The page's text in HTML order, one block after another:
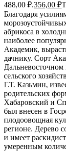
488,00 ₽.356,00 ₽
Благодаря
абрикоса в
наиболее
Академик,
дачнику. Сорт
Дальневосточном
сельского
Г.Т. Казьмин,
родительских
Хабаровский и
был внесен в
плодоовощная
регионе. Дерево
и имеет
умеренным